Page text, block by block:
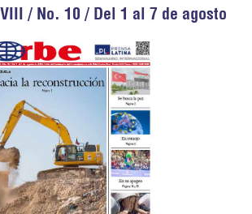
/ No. 10 / Del 1 al 7 de agosto